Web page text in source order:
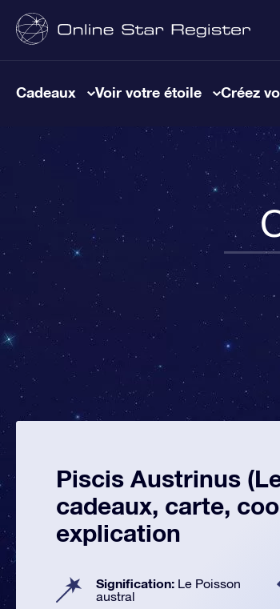
Cadeaux Voir votre étoile Créez
Piscis Austrinus
cadeaux, carte,
explication
Signification: Le Poisson
austral